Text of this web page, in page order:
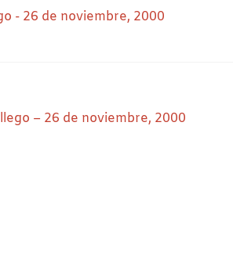
- 26 de noviembre, 2000
– 26 de noviembre, 2000